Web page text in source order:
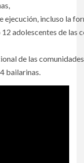
ejecución, incluso la
adolescentes de
de las
bailarinas.